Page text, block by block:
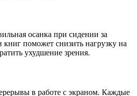
осанка при сидении за
поможет снизить нагрузку на
ухудшение зрения.
в работе с экраном. Каждые